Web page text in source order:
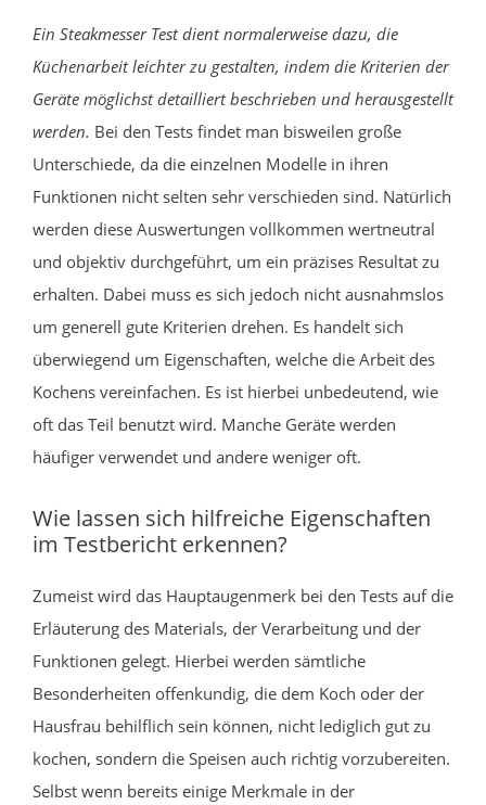
Ein Steakmesser Test dient normalerweise dazu, die
Küchenarbeit leichter zu gestalten, indem die Kriterien der
Geräte möglichst detailliert beschrieben und herausgestellt
werden. Bei den Tests findet man bisweilen große
Unterschiede, da die einzelnen Modelle in ihren
Funktionen nicht selten sehr verschieden sind. Natürlich
werden diese Auswertungen vollkommen wertneutral
und objektiv durchgeführt, um ein präzises Resultat zu
erhalten. Dabei muss es sich jedoch nicht ausnahmslos
um generell gute Kriterien drehen. Es handelt sich
überwiegend um Eigenschaften, welche die Arbeit des
Kochens vereinfachen. Es ist hierbei unbedeutend, wie
oft das Teil benutzt wird. Manche Geräte werden
häufiger verwendet und andere weniger oft.
Wie lassen sich hilfreiche Eigenschaften
im Testbericht erkennen?
Zumeist wird das Hauptaugenmerk bei den Tests auf die
Erläuterung des Materials, der Verarbeitung und der
Funktionen gelegt. Hierbei werden sämtliche
Besonderheiten offenkundig, die dem Koch oder der
Hausfrau behilflich sein können, nicht lediglich gut zu
kochen, sondern die Speisen auch richtig vorzubereiten.
Selbst wenn bereits einige Merkmale in der